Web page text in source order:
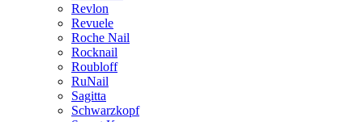
Revlon
Revuele
Roche Nail
Rocknail
Roubloff
RuNail
Sagitta
Schwarzkopf